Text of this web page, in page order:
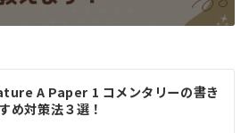
A Paper 1 コメンタリーの書き
め対策法３選！